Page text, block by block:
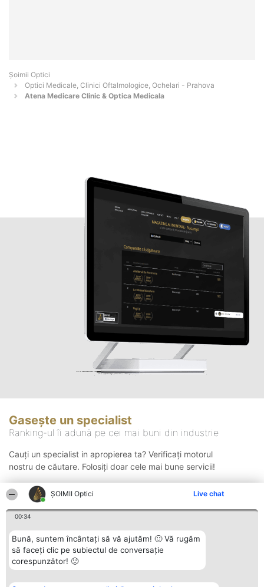
ȘOIMII Optici Live chat
00:34
Bună, suntem încântați să vă ajutăm! 🙂 Vă rugăm
să faceți clic pe subiectul de conversație
corespunzător! 🙂
Șoimii Optici
Optici Medicale, Clinici Oftalmologice, Ochelari - Prahova
Atena Medicare Clinic & Optica Medicala
Gasește un specialist
Ranking-ul îi adună pe cei mai buni din industrie
Cauți un specialist in apropierea ta? Verificați motorul
nostru de căutare. Folosiți doar cele mai bune servicii!